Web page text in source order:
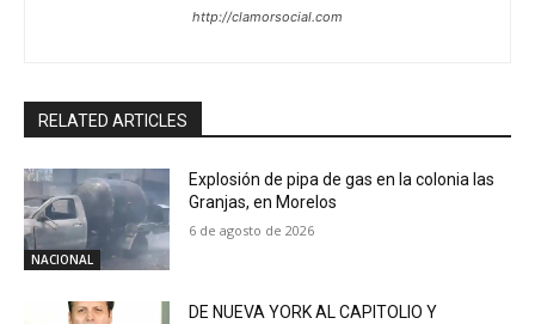
http://clamorsocial.com
RELATED ARTICLES
NACIONAL
Explosión de pipa de gas en la colonia las
Granjas, en Morelos
6 de agosto de 2026
DE NUEVA YORK AL CAPITOLIO Y